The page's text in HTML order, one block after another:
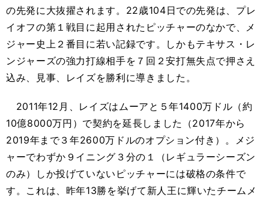
の先発に大抜擢されます。22歳104日での先発は、プレ
イオフの第１戦目に起用されたピッチャーのなかで、メ
ジャー史上２番目に若い記録です。しかもテキサス・レ
ンジャーズの強力打線相手を７回２安打無失点で押さえ
込み、見事、レイズを勝利に導きました。
2011年12月、レイズはムーアと５年1400万ドル（約
10億8000万円）で契約を延長しました（2017年から
2019年まで３年2600万ドルのオプション付き）。メジ
ャーでわずか９イニング３分の１（レギュラーシーズン
のみ）しか投げていないピッチャーには破格の条件で
す。これは、昨年13勝を挙げて新人王に輝いたチームメ